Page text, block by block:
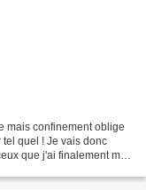
mais confinement oblige
quel ! Je vais donc
que j'ai finalement mis.